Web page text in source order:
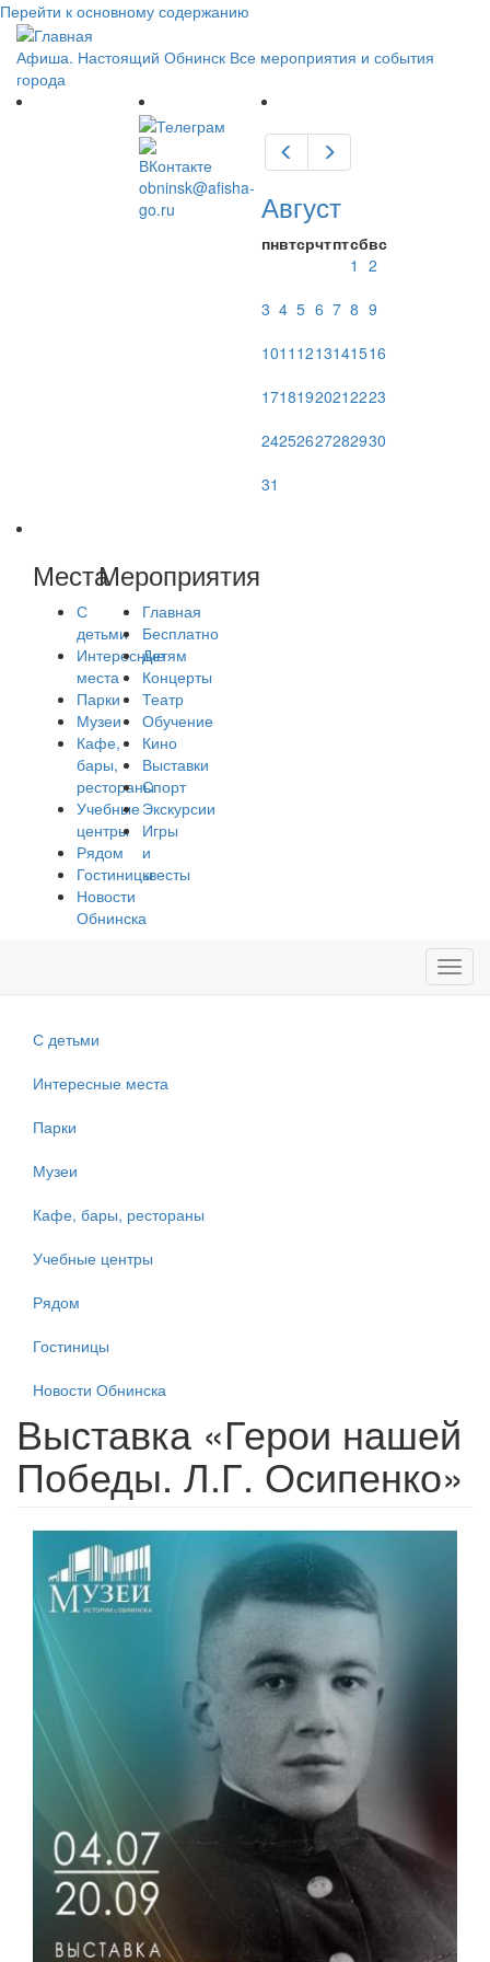
Перейти к основному содержанию
Афиша. Настоящий Обнинск Все мероприятия и события
города
obninsk@afisha-
go.ru
Предыдущий
Август
пнвтсрчтптсбвс
1 2
3 4 5 6 7 8 9
1011 1213141516
17181920212223
24252627282930
31
Места
С
детьми
Интересные
места
Парки
Музеи
Кафе,
бары,
рестораны
Учебные
центры
Рядом
Гостиницы
Новости
Обнинска
Мероприятия
Главная
Бесплатно
Детям
Концерты
Театр
Обучение
Кино
Выставки
Спорт
Экскурсии
Игры
и
квесты
С детьми
Интересные места
Парки
Музеи
Кафе, бары, рестораны
Учебные центры
Рядом
Гостиницы
Новости Обнинска
Выставка «Герои нашей
Победы. Л.Г. Осипенко»